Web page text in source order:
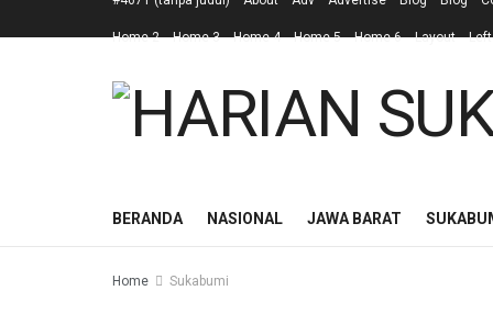
Home 2 Home 3 Home 4 Home 5 Home 6 Layout
BERANDA NASIONAL JAWA BARAT
Home Sukabumi